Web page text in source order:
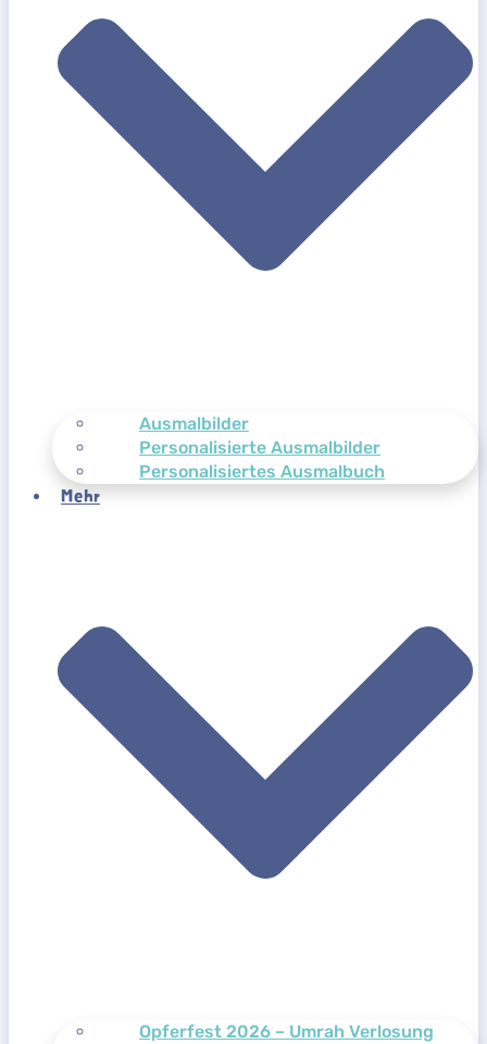
Ausmalbilder
Personalisierte Ausmalbilder
Personalisiertes Ausmalbuch
Mehr
Opferfest 2026 – Umrah Verlosung